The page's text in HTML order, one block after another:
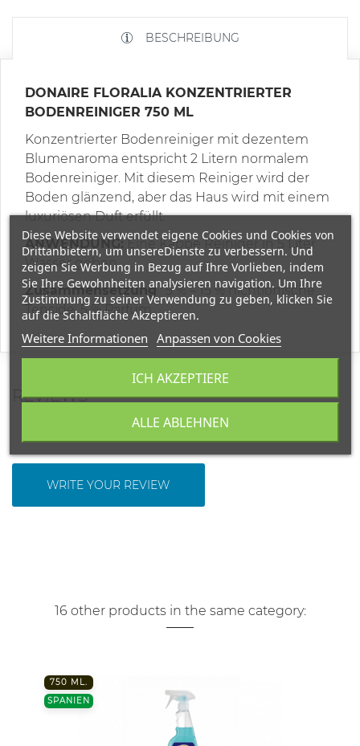
BESCHREIBUNG
DONAIRE FLORALIA KONZENTRIERTER
BODENREINIGER 750 ML
Konzentrierter Bodenreiniger mit dezentem
Blumenaroma entspricht 2 Litern normalem
Bodenreiniger. Mit diesem Reiniger wird der
Boden glänzend, aber das Haus wird mit einem
luxuriösen Duft erfüllt.
ANWENDUNG:Eine Kappe Reiniger in 5 Liter
Wasser geben.
Zusammensetzung: 5 % – 15 % nichtionische
Tenside, 5 % Parfüm.
REVIEWS
WRITE YOUR REVIEW
16 other products in the same category:
750 ML.
SPANIEN
Diese Website verwendet eigene Cookies und Cookies von
Drittanbietern, um unsereDienste zu verbessern. Und
zeigen Sie Werbung in Bezug auf Ihre Vorlieben, indem
Sie Ihre Gewohnheiten analysieren navigation. Um Ihre
Zustimmung zu seiner Verwendung zu geben, klicken Sie
auf die Schaltfläche Akzeptieren.
Weitere Informationen Anpassen von Cookies
ALLE ABLEHNEN
ICH AKZEPTIERE